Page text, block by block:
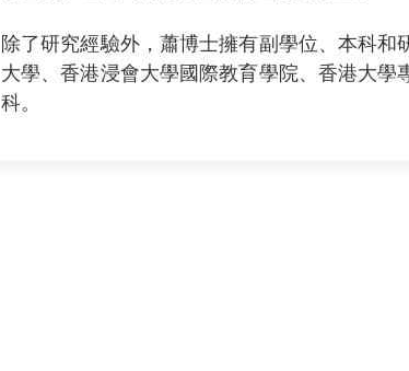
除了研究經驗外，蕭博士擁有副學位、本科
大學、香港浸會大學國際教育學院、香港大
科。